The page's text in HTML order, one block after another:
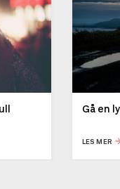
Gå en
LES MER